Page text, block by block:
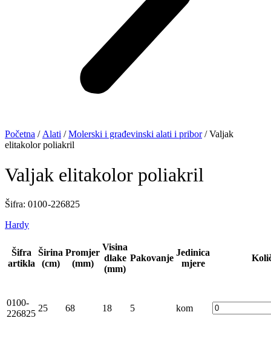
Početna / Alati /Molerski i građevinski alati i pribor/ Valjak
elitakolor poliakril
Valjak elitakolor poliakril
Šifra: 0100 -226825
Hardy
Šifra
artikla
Širina
(cm)
Promjer
(mm)
Visina
dlake
(mm)
Pakovanje
Jedinica
mjere
0100-
226825
25 68 18 5 kom